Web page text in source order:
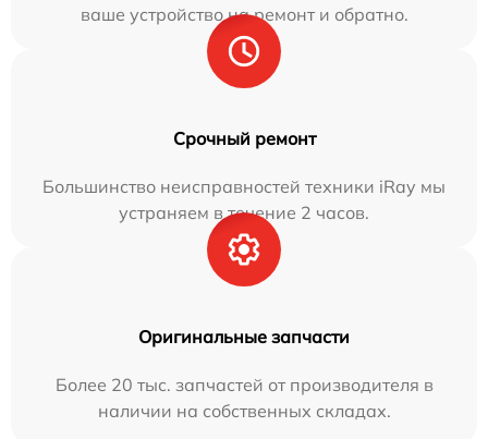
ваше устройство на ремонт и обратно.
Срочный ремонт
Большинство неисправностей техники iRay мы
устраняем в течение 2 часов.
Оригинальные запчасти
Более 20 тыс. запчастей от производителя в
наличии на собственных складах.